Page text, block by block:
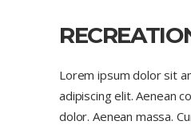
Lorem ipsum dolor sit
adipiscing elit. Aenean
dolor. Aenean massa.